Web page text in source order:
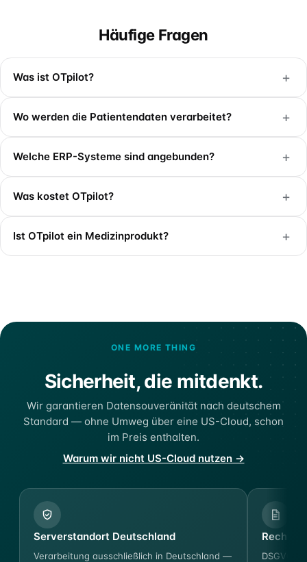
Häufige Fragen
Was ist OTpilot? +
Wo werden die Patientendaten verarbeitet? +
Welche ERP-Systeme sind angebunden? +
Was kostet OTpilot? +
Ist OTpilot ein Medizinprodukt? +
ONE MORE THING
Sicherheit, die mitdenkt.
Wir garantieren Datensouveränität nach deutschem
Standard — ohne Umweg über eine US-Cloud, schon
im Preis enthalten.
Warum wir nicht US-Cloud nutzen →
Serverstandort Deutschland
Verarbeitung ausschließlich in Deutschland —
DSGVO-